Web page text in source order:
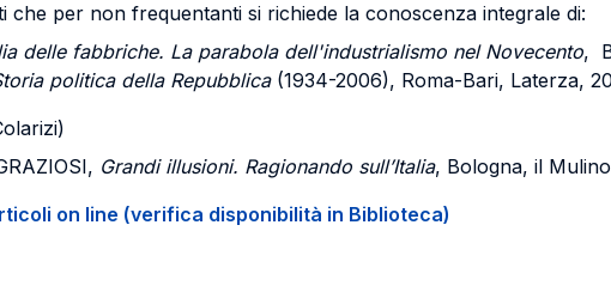
che per non frequentanti si richiede la conoscenza integrale di:
delle fabbriche. La parabola dell'industrialismo nel Novecento,
politica della Repubblica(1934-2006), Roma-Bari, Laterza,
, Grandi illusioni. Ragionando sull’Italia, Bologna, il
on line (verifica disponibilità in Biblioteca)